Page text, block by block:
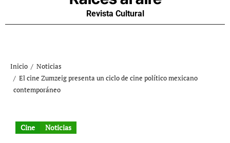
Revista Cultural
Inicio
Noticias
El cine Zumzeig presenta un ciclo de cine político mexicano
contemporáneo
Cine Noticias